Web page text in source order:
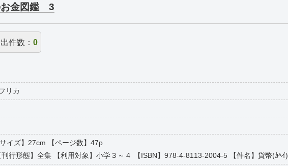
お金図鑑 3
件数：0
リカ
イズ】27cm 【ページ数】47p
刊行形態】全集 【利用対象】小学３～４ 【ISBN】978-4-8113-2004-5 【件名】貨幣(ｶﾍｲ)